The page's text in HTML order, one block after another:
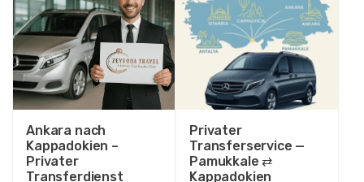
Ankara nach
Kappadokien –
Privater
Transferdienst
Privater
Transferservice —
Pamukkale ⇄
Kappadokien